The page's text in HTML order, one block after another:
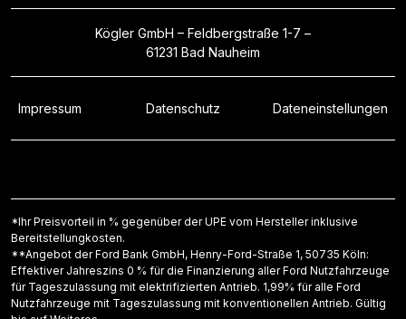
Kögler GmbH – Feldbergstraße 1-7 –
61231 Bad Nauheim
Impressum Datenschutz Dateneinstellungen
*Ihr Preisvorteil in % gegenüber der UPE vom Hersteller inklusive
Bereitstellungkosten.
**Angebot der Ford Bank GmbH, Henry-Ford-Straße 1, 50735 Köln:
Effektiver Jahreszins 0 % für die Finanzierung aller Ford Nutzfahrzeuge
für Tageszulassung mit elektrifizierten Antrieb. 1,99% für alle Ford
Nutzfahrzeuge mit Tageszulassung mit konventionellen Antrieb. Gültig